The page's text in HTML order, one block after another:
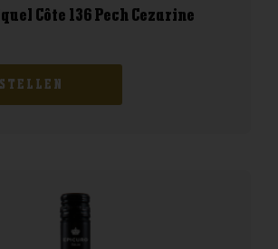
Côte 136 Pech Cezarine